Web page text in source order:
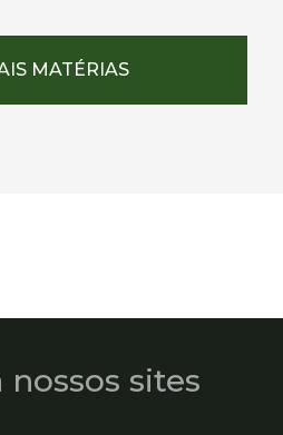
MATÉRIAS
nossos sites